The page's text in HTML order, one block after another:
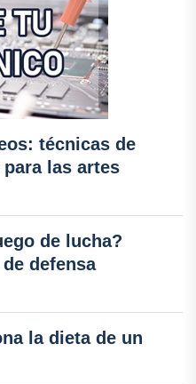
técnicas de
las artes
de lucha?
defensa
la dieta de un